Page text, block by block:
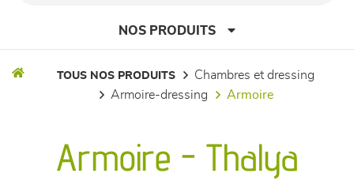
NOS PRODUITS
séjours
TOUS NOS PRODUITS
chambres et dressing
armoire-dressing
armoire
Armoire - Thalya